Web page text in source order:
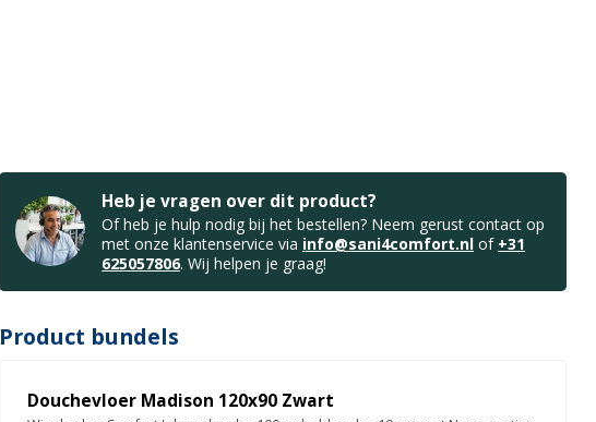
Heb je vragen over dit product?
Of heb je hulp nodig bij het bestellen? Neem gerust contact op
met onze klantenservice via info@sani4comfort.nl of +31
625057806. Wij helpen je graag!
Product bundels
Douchevloer Madison 120x90 Zwart